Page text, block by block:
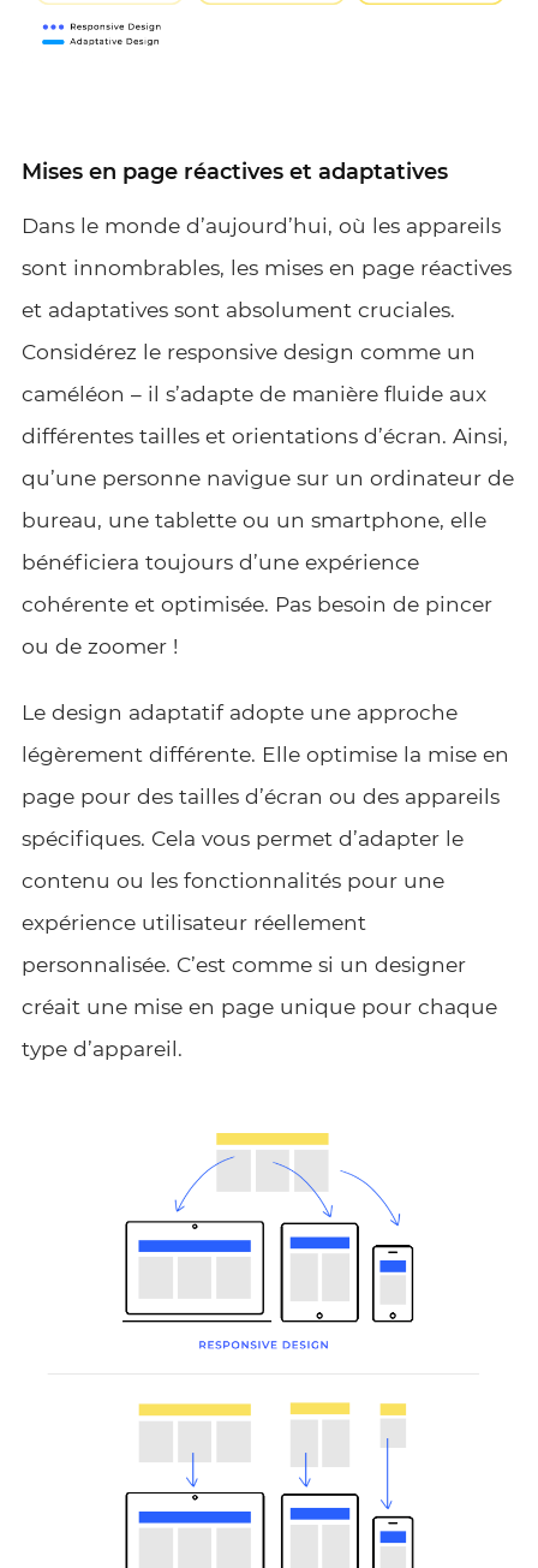
Mises en page réactives et adaptatives
Dans le monde d’aujourd’hui, où les appareils
sont innombrables, les mises en page réactives
et adaptatives sont absolument cruciales.
Considérez le responsive design comme un
caméléon – il s’adapte de manière fluide aux
différentes tailles et orientations d’écran. Ainsi,
qu’une personne navigue sur un ordinateur de
bureau, une tablette ou un smartphone, elle
bénéficiera toujours d’une expérience
cohérente et optimisée. Pas besoin de pincer
ou de zoomer !
Le design adaptatif adopte une approche
légèrement différente. Elle optimise la mise en
page pour des tailles d’écran ou des appareils
spécifiques. Cela vous permet d’adapter le
contenu ou les fonctionnalités pour une
expérience utilisateur réellement
personnalisée. C’est comme si un designer
créait une mise en page unique pour chaque
type d’appareil.